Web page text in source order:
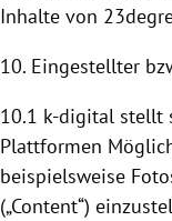
Inhalte von
10. Eingestellter
10.1 k-digital stellt
Plattformen
beispielsweise
(„Content“)